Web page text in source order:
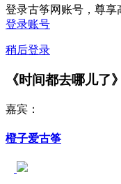
登录古筝网账号，尊享
登录账号
稍后登录
《时间都去哪儿
嘉宾：
橙子爱古筝